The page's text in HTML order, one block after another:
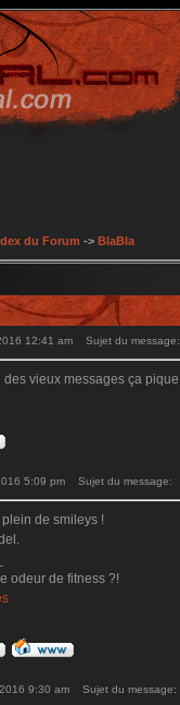
du Forum -> BlaBla
12:41 am Sujet du message:
des vieux messages ça
5:09 pm Sujet du message:
de smileys !
odeur de fitness ?!
9:30 am Sujet du message: